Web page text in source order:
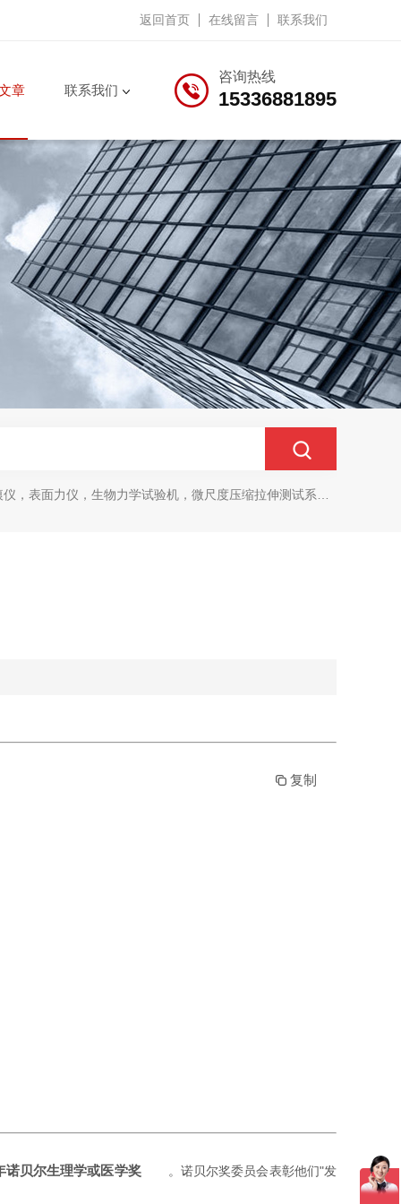
返回首页 在线留言 联系我们
咨询热线
15336881895
章 联系我们
力学试验机，微尺度压缩拉伸测试系统，生物材料双轴力学测试系统，细胞拉伸仪，原子力探针，细胞流体剪切，细胞压缩，牵引力玻片
复制
诺贝尔生理学或医学奖 。诺贝尔奖委员会表彰他们"发